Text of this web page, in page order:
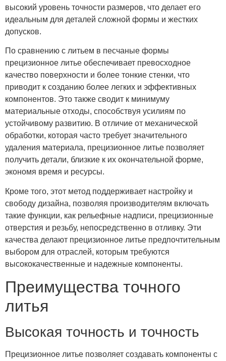
высокий уровень точности размеров, что делает его
идеальным для деталей сложной формы и жестких
допусков.
По сравнению с литьем в песчаные формы
прецизионное литье обеспечивает превосходное
качество поверхности и более тонкие стенки, что
приводит к созданию более легких и эффективных
компонентов. Это также сводит к минимуму
материальные отходы, способствуя усилиям по
устойчивому развитию. В отличие от механической
обработки, которая часто требует значительного
удаления материала, прецизионное литье позволяет
получить детали, близкие к их окончательной форме,
экономя время и ресурсы.
Кроме того, этот метод поддерживает настройку и
свободу дизайна, позволяя производителям включать
такие функции, как рельефные надписи, прецизионные
отверстия и резьбу, непосредственно в отливку. Эти
качества делают прецизионное литье предпочтительным
выбором для отраслей, которым требуются
высококачественные и надежные компоненты.
Преимущества точного
литья
Высокая точность и точность
Прецизионное литье позволяет создавать компоненты с